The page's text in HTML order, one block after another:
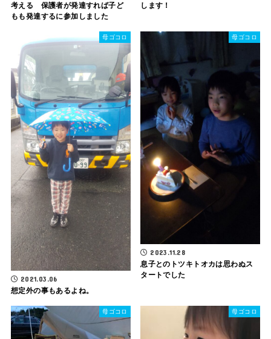
考える 保護者が発達すれば子ど
もも発達するに参加しました
します！
母ゴコロ
2021.03.06
想定外の事もあるよね。
母ゴコロ
2023.11.28
息子とのトツキトオカは思わぬス
タートでした
母ゴコロ 母ゴコロ